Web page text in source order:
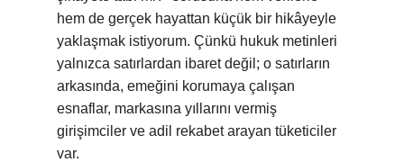
hem de gerçek hayattan küçük bir hikâyeyle
yaklaşmak istiyorum. Çünkü hukuk metinleri
yalnızca satırlardan ibaret değil; o satırların
arkasında, emeğini korumaya çalışan
esnaflar, markasına yıllarını vermiş
girişimciler ve adil rekabet arayan tüketiciler
var.